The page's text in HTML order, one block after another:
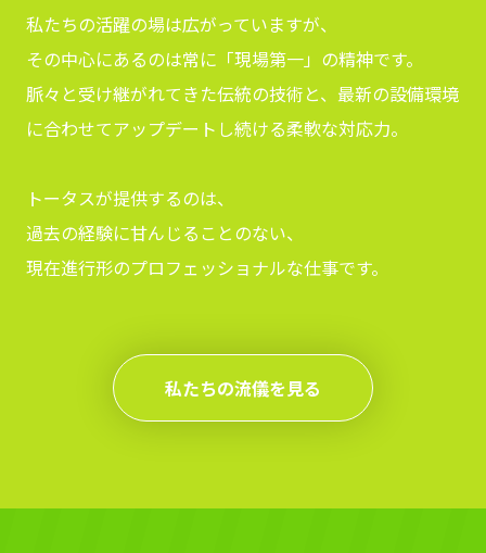
私たちの活躍の場は広がっていますが、
その中心にあるのは常に「現場第一」の精神です。
脈々と受け継がれてきた伝統の技術と、最新の設備環境
に合わせてアップデートし続ける柔軟な対応力。
トータスが提供するのは、
過去の経験に甘んじることのない、
現在進行形のプロフェッショナルな仕事です。
私たちの流儀を見る